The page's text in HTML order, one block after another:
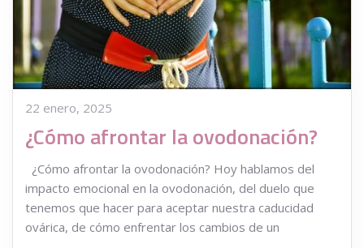
22 enero, 2025
¿Cómo afrontar la ovodonación?
¿Cómo afrontar la ovodonación? Hoy hablamos del
impacto emocional en la ovodonación, del duelo que
tenemos que hacer para aceptar nuestra caducidad
ovárica, de cómo enfrentar los cambios de un